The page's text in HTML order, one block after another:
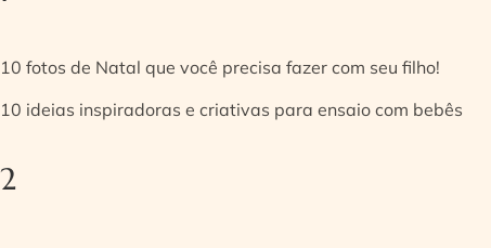
10 fotos de Natal que você precisa fazer com seu filho!
10 ideias inspiradoras e criativas para ensaio com bebês
2